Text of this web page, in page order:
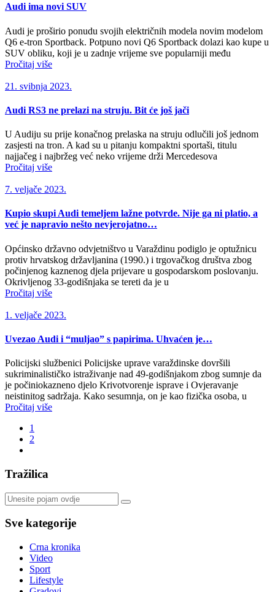
Audi ima novi SUV
Audi je proširio ponudu svojih električnih modela novim modelom
Q6 e-tron Sportback. Potpuno novi Q6 Sportback dolazi kao kupe u
SUV obliku, koji je u zadnje vrijeme sve popularniji među
Pročitaj više
21. svibnja 2023.
Audi RS3 ne prelazi na struju. Bit će još jači
U Audiju su prije konačnog prelaska na struju odlučili još jednom
zasjesti na tron. A kad su u pitanju kompaktni sportaši, titulu
najjačeg i najbržeg već neko vrijeme drži Mercedesova
Pročitaj više
7. veljače 2023.
Kupio skupi Audi temeljem lažne potvrde. Nije ga ni platio, a
već je napravio nešto nevjerojatno…
Općinsko državno odvjetništvo u Varaždinu podiglo je optužnicu
protiv hrvatskog državljanina (1990.) i trgovačkog društva zbog
počinjenog kaznenog djela prijevare u gospodarskom poslovanju.
Okrivljenog 33-godišnjaka se tereti da je u
Pročitaj više
1. veljače 2023.
Uvezao Audi i “muljao” s papirima. Uhvaćen je…
Policijski službenici Policijske uprave varaždinske dovršili
sukriminalističko istraživanje nad 49-godišnjakom zbog sumnje da
je počiniokazneno djelo Krivotvorenje isprave i Ovjeravanje
neistinitog sadržaja. Kako sesumnja, on je kao fizička osoba, u
Pročitaj više
1
2
Tražilica
Sve kategorije
Crna kronika
Video
Sport
Lifestyle